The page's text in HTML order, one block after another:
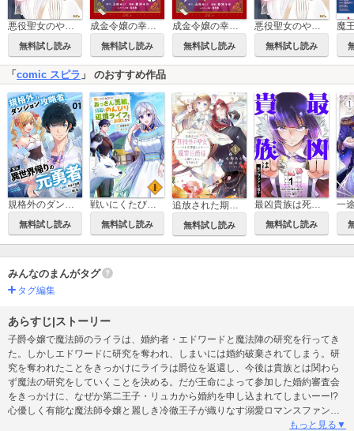
悪役聖女のやり直し ～冤罪で処刑された聖女は推しの英雄を救うために我慢をやめます～
無料試し読み
成金令嬢の幸せな結婚～金の亡者と罵られた令嬢は父親に売られて辺境の豚公爵と幸せになる～ 分冊版
無料試し読み
成金令嬢の幸せな結婚～金の亡者と罵られた令嬢は父親に売られて辺境の豚公爵と幸せになる～
無料試し読み
悪役聖女のやり直し ～冤罪で処刑された聖女は推しの英雄を救うために我慢をやめます～ 分冊版
無料試し読み
「 comic スピラ 」 のおすすめ作品
規格外のダンジョン攻略者、実は異世界帰りの元勇者【電子単行本版】
無料試し読み
戦いにくたびれたおっさん英雄、引退してのんびり辺境ライフを謳歌します【電子単行本版】
無料試し読み 無料試し読み
最凶貴族は死亡フラグを覆す【電子単行本版】
無料試し読み
みんなのまんがタグ
タグ編集
あらすじ|ストーリー
子爵令嬢で魔法師のライラは、婚約者・エドワードと魔法陣の研究を行ってき
た。しかしエドワードに研究を奪われ、しまいには婚約破棄されてしまう。研
究を奪われたことをきっかけにライラは爵位を返還し、今後は貴族とは関わら
ず魔法の研究をしていくことを決める。だが王命によって参加した婚約審査会
をきっかけに、なぜか第二王子・リュカから婚約を申し込まれてしまいーー!?
心優しく有能な魔法師令嬢と麗しき冷徹王子が織りなす溺愛ロマンスファンタ
もっと見る▼